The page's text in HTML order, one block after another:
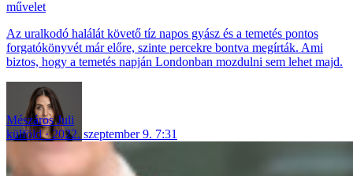
művelet
Az uralkodó halálát követő tíz napos gyász és a temetés pontos
forgatókönyvét már előre, szinte percekre bontva megírták. Ami
biztos, hogy a temetés napján Londonban mozdulni sem lehet majd.
Mészáros Juli
külföld
2022. szeptember 9. 7:31